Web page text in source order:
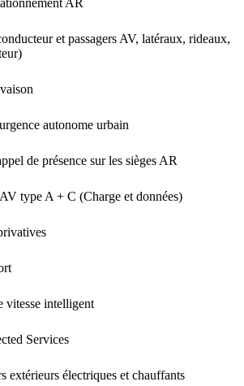
et passagers AV, latéraux, rideaux,
autonome urbain
de présence sur les sièges AR
type A + C (Charge et données)
vitesse intelligent
Services
extérieurs électriques et chauffants